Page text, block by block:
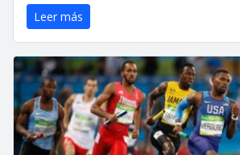
Leer más